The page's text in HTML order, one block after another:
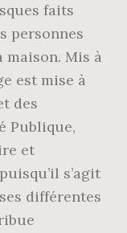
faits
personnes
maison. Mis à
est mise à
des
Publique,
et
s’agit
différentes